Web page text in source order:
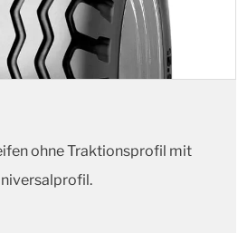
ohne Traktionsprofil mit